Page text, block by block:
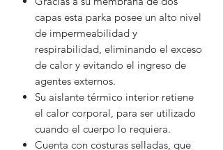
capas esta parka posee un alto nivel
de impermeabilidad y
respirabilidad, eliminando el exceso
de calor y evitando el ingreso de
agentes externos.
Su aislante térmico interior retiene
el calor corporal, para ser utilizado
cuando el cuerpo lo requiera.
Cuenta con costuras selladas, que